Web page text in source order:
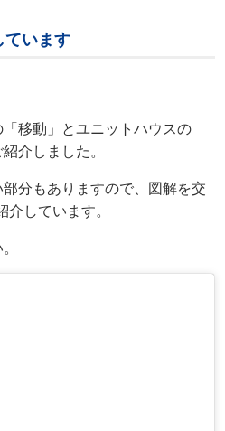
います
移動」とユニットハウスの
介しました。
分もありますので、図解を交
介しています。